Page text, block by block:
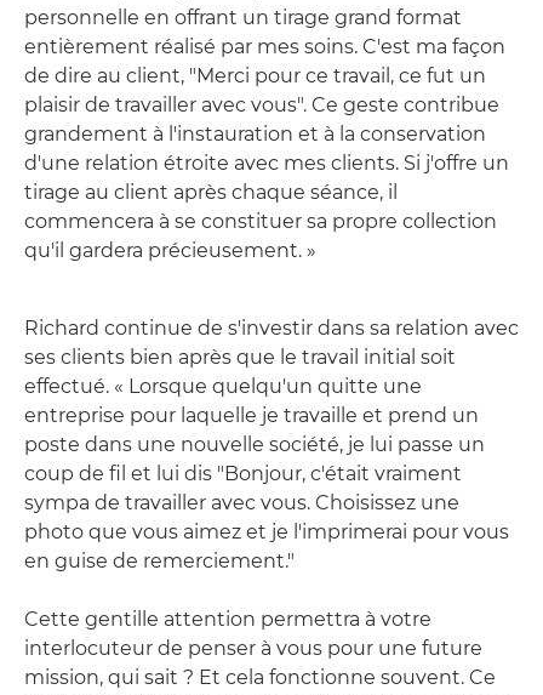
personnelle en offrant un tirage grand format
entièrement réalisé par mes soins. C'est ma façon
de dire au client, "Merci pour ce travail, ce fut un
plaisir de travailler avec vous". Ce geste contribue
grandement à l'instauration et à la conservation
d'une relation étroite avec mes clients. Si j'offre un
tirage au client après chaque séance, il
commencera à se constituer sa propre collection
qu'il gardera précieusement. »
Richard continue de s'investir dans sa relation avec
ses clients bien après que le travail initial soit
effectué. « Lorsque quelqu'un quitte une
entreprise pour laquelle je travaille et prend un
poste dans une nouvelle société, je lui passe un
coup de fil et lui dis "Bonjour, c'était vraiment
sympa de travailler avec vous. Choisissez une
photo que vous aimez et je l'imprimerai pour vous
en guise de remerciement."
Cette gentille attention permettra à votre
interlocuteur de penser à vous pour une future
mission, qui sait ? Et cela fonctionne souvent. Ce